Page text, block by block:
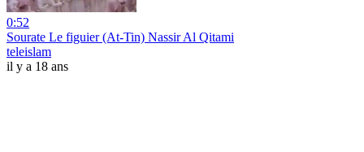
0:52
Sourate Le figuier (At-Tin) Nassir Al Qitami
teleislam
il y a 18 ans